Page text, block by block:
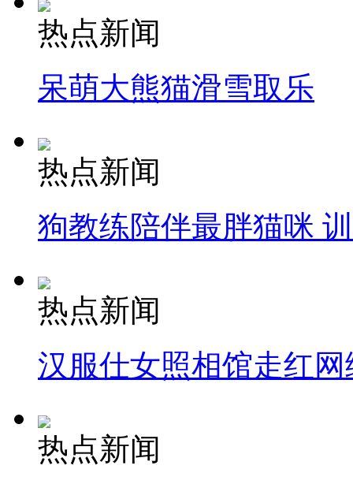
热点新闻
呆萌大熊猫滑雪取乐
热点新闻
狗教练陪伴最胖猫咪
热点新闻
汉服仕女照相馆走红网
热点新闻